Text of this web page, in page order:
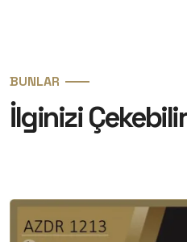
BUNLAR
İlginizi Çekebilir